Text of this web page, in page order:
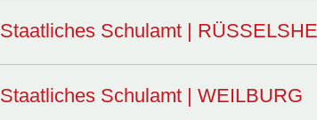
Staatliches Schulamt |
Staatliches Schulamt | WEILBURG